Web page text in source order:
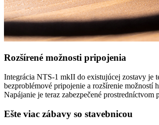
Rozšírené možnosti pripojenia
Integrácia NTS-1 mkII do existujúcej zostavy
bezproblémové pripojenie a rozšírenie
Napájanie je teraz zabezpečené
Ešte viac zábavy so stavebnicou